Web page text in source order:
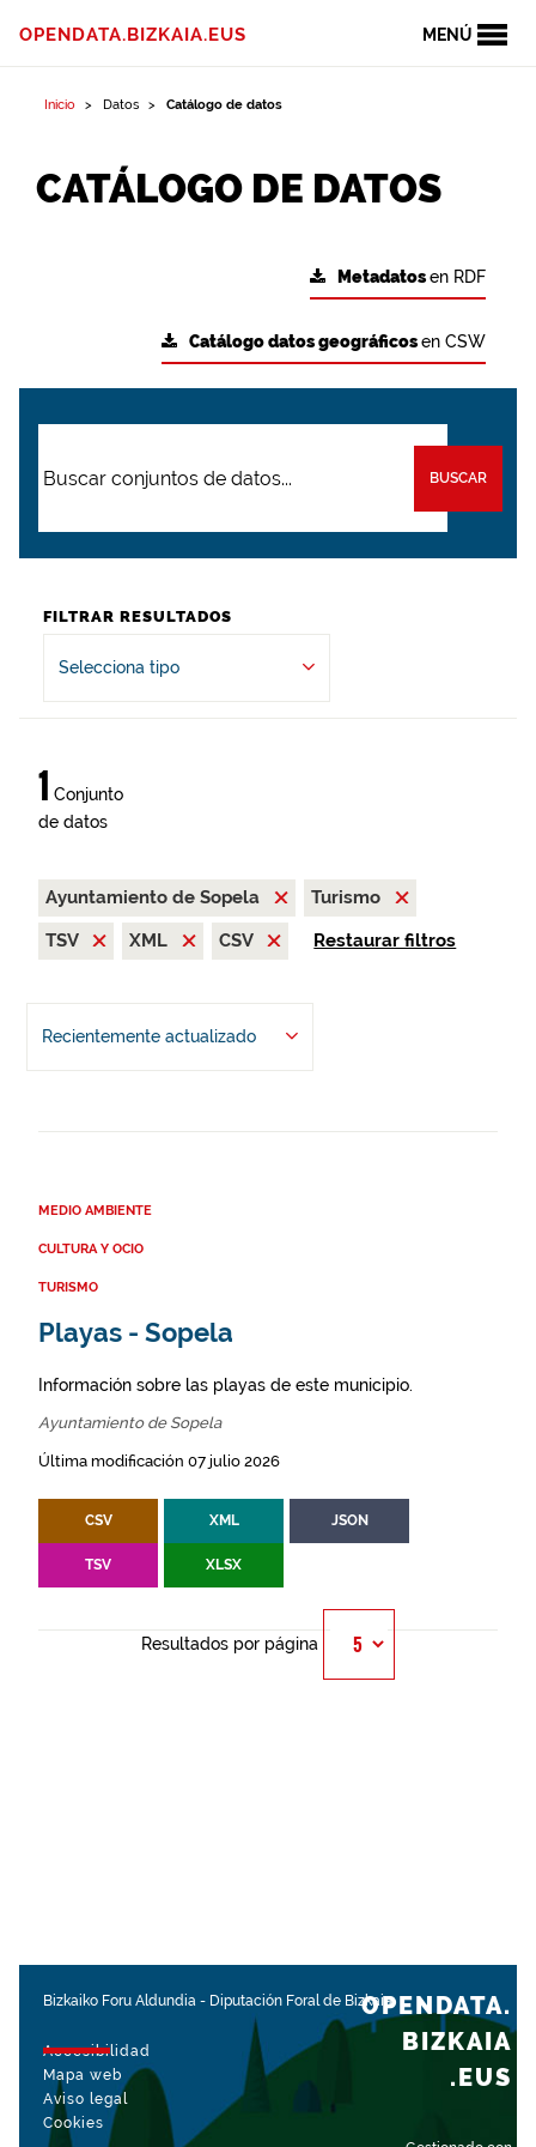
MENÚ
OPENDATA.BIZKAIA.EUS
Inicio Datos Catálogo de datos
CATÁLOGO DE DATOS
Metadatosen RDF
Catálogo datos geográficosen CSW
BUSCAR
FILTRAR RESULTADOS
Selecciona tipo
1 Conjunto
de datos
Ayuntamiento de Sopela
Turismo
TSV
XML CSV Restaurar filtros
Recientemente actualizado
MEDIO AMBIENTE
CULTURA Y OCIO
TURISMO
Playas - Sopela
Información sobre las playas de este municipio.
Ayuntamiento de Sopela
Última modificación 07 julio 2026
CSV XML JSON
TSV XLSX
Resultados por página
Bizkaiko Foru Aldundia - Diputación Foral de Bizkaia
Accesibilidad
Mapa web
Aviso legal
Cookies
OPENDATA.
BIZKAIA
.EUS